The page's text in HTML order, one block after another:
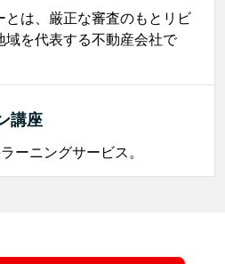
は、厳正な審査のもとリビ
域を代表する不動産会社で
講座
ーニングサービス。